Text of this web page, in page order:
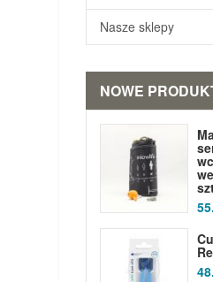
Nasze sklepy
NOWE